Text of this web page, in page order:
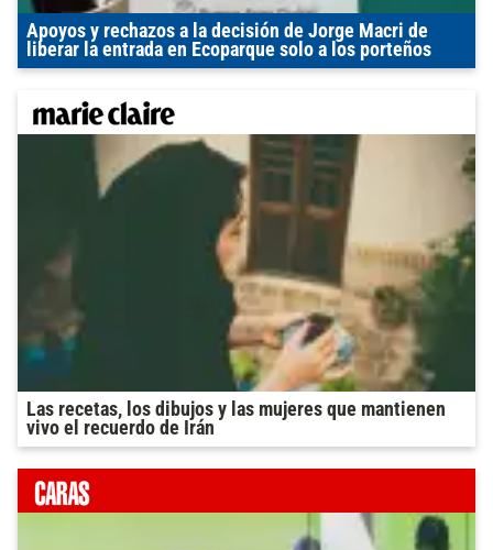
Apoyos y rechazos a la decisión de Jorge Macri de
liberar la entrada en Ecoparque solo a los porteños
Las recetas, los dibujos y las mujeres que mantienen
vivo el recuerdo de Irán